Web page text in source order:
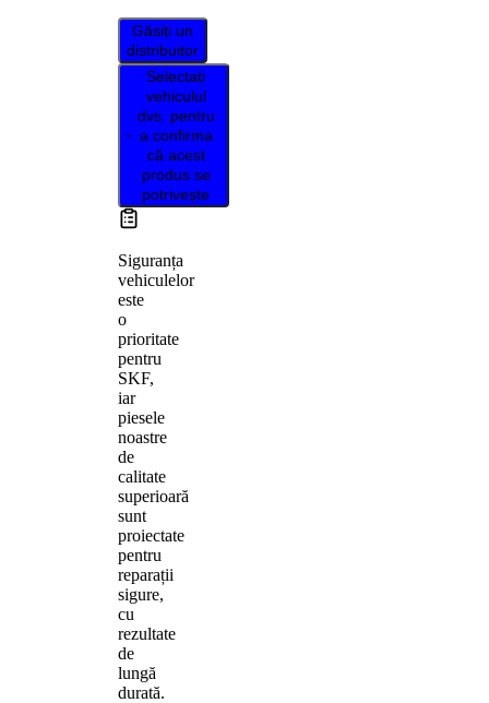
Găsiți un
distribuitor
Selectați
vehiculul
dvs. pentru
a confirma
că acest
produs se
potrivește
Siguranța
vehiculelor
este
o
prioritate
pentru
SKF,
iar
piesele
noastre
de
calitate
superioară
sunt
proiectate
pentru
reparații
sigure,
cu
rezultate
de
lungă
durată.